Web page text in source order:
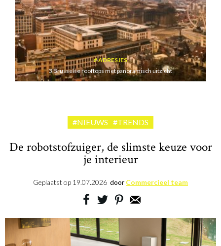
ADRESJES
3 Brusselse rooftops met panoramisch uitzicht
#NIEUWS #TRENDS
De robotstofzuiger, de slimste keuze voor
je interieur
Geplaatst op 19.07.2026 door Commercieel team